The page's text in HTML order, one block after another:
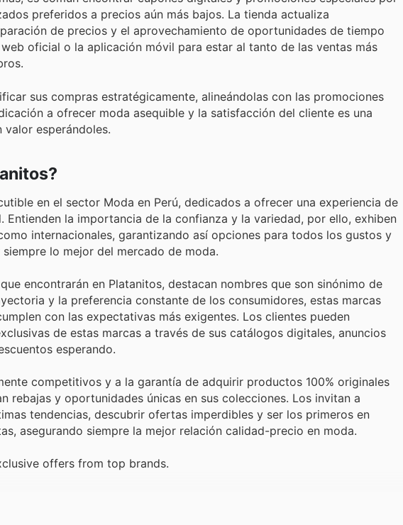
preferidos a precios aún más bajos. La tienda actualiza
de precios y el aprovechamiento de oportunidades de tiempo
oficial o la aplicación móvil para estar al tanto de las ventas más
sus compras estratégicamente, alineándolas con las promociones
a ofrecer moda asequible y la satisfacción del cliente es una
valor esperándoles.
en el sector Moda en Perú, dedicados a ofrecer una experiencia de
la importancia de la confianza y la variedad, por ello, exhiben
internacionales, garantizando así opciones para todos los gustos y
lo mejor del mercado de moda.
encontrarán en Platanitos, destacan nombres que son sinónimo de
y la preferencia constante de los consumidores, estas marcas
con las expectativas más exigentes. Los clientes pueden
de estas marcas a través de sus catálogos digitales, anuncios
esperando.
competitivos y a la garantía de adquirir productos 100% originales
rebajas y oportunidades únicas en sus colecciones. Los invitan a
tendencias, descubrir ofertas imperdibles y ser los primeros en
asegurando siempre la mejor relación calidad-precio en moda.
offers from top brands.